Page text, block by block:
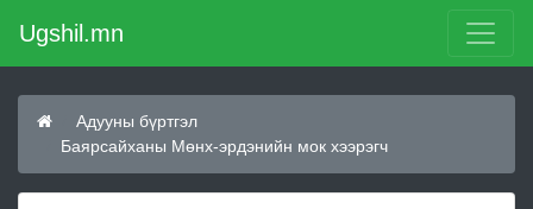
Ugshil.mn
Адууны бүртгэл
Баярсайханы Мөнх-эрдэнийн мок хээрэгч